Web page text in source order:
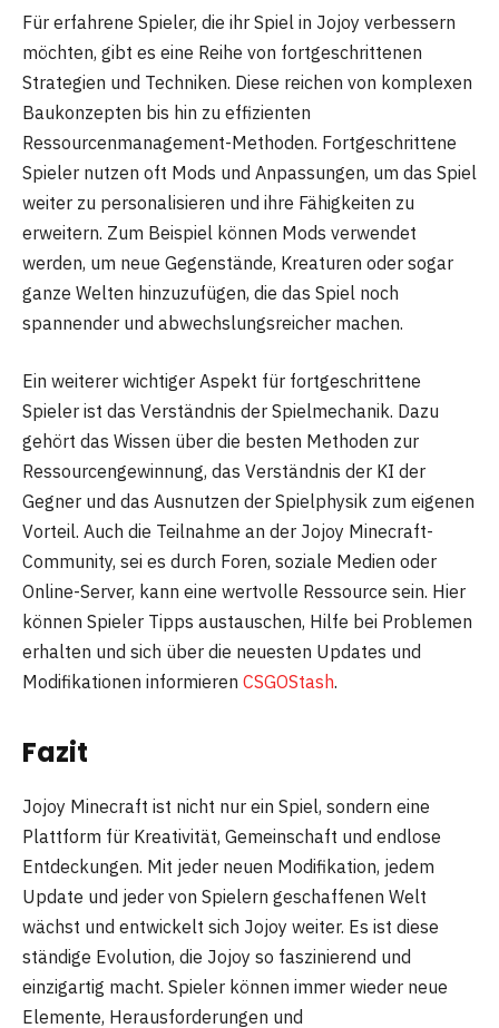
Für erfahrene Spieler, die ihr Spiel in Jojoy verbessern
möchten, gibt es eine Reihe von fortgeschrittenen
Strategien und Techniken. Diese reichen von komplexen
Baukonzepten bis hin zu effizienten
Ressourcenmanagement-Methoden. Fortgeschrittene
Spieler nutzen oft Mods und Anpassungen, um das Spiel
weiter zu personalisieren und ihre Fähigkeiten zu
erweitern. Zum Beispiel können Mods verwendet
werden, um neue Gegenstände, Kreaturen oder sogar
ganze Welten hinzuzufügen, die das Spiel noch
spannender und abwechslungsreicher machen.
Ein weiterer wichtiger Aspekt für fortgeschrittene
Spieler ist das Verständnis der Spielmechanik. Dazu
gehört das Wissen über die besten Methoden zur
Ressourcengewinnung, das Verständnis der KI der
Gegner und das Ausnutzen der Spielphysik zum eigenen
Vorteil. Auch die Teilnahme an der Jojoy Minecraft-
Community, sei es durch Foren, soziale Medien oder
Online-Server, kann eine wertvolle Ressource sein. Hier
können Spieler Tipps austauschen, Hilfe bei Problemen
erhalten und sich über die neuesten Updates und
Modifikationen informieren CSGOStash.
Fazit
Jojoy Minecraft ist nicht nur ein Spiel, sondern eine
Plattform für Kreativität, Gemeinschaft und endlose
Entdeckungen. Mit jeder neuen Modifikation, jedem
Update und jeder von Spielern geschaffenen Welt
wächst und entwickelt sich Jojoy weiter. Es ist diese
ständige Evolution, die Jojoy so faszinierend und
einzigartig macht. Spieler können immer wieder neue
Elemente, Herausforderungen und